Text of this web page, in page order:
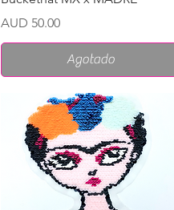
Precio
AUD 50.00
Agotado